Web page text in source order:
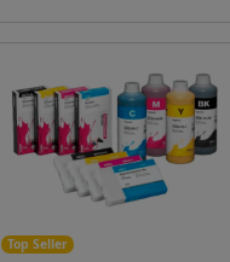
Top Seller